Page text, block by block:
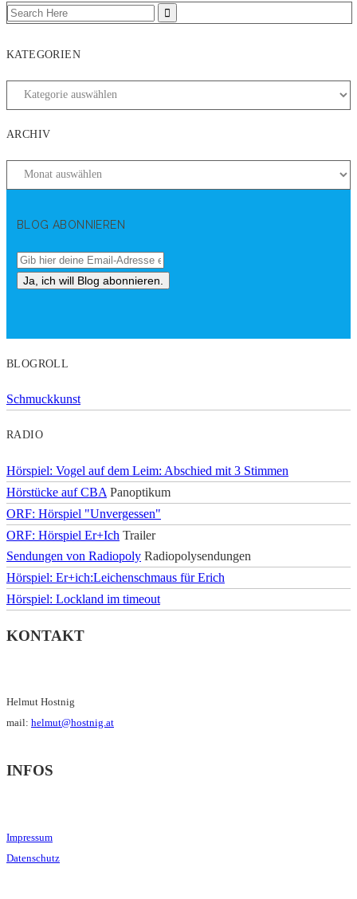
KATEGORIEN
ARCHIV
BLOG ABONNIEREN
BLOGROLL
Schmuckkunst
RADIO
Hörspiel: Vogel auf dem Leim: Abschied mit 3 Stimmen
Hörstücke auf CBA Panoptikum
ORF: Hörspiel "Unvergessen"
ORF: Hörspiel Er+Ich Trailer
Sendungen von Radiopoly Radiopolysendungen
Hörspiel: Er+ich:Leichenschmaus für Erich
Hörspiel: Lockland im timeout
KONTAKT
Helmut Hostnig
mail: helmut@hostnig.at
INFOS
Impressum
Datenschutz